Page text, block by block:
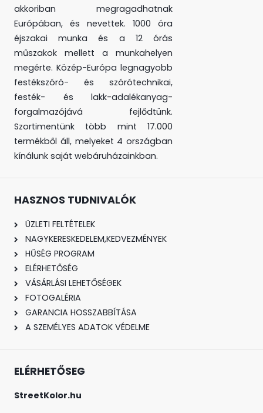
akkoriban megragadhatnak
Európában, és nevettek. 1000 óra
éjszakai munka és a 12 órás
műszakok mellett a munkahelyen
megérte. Közép-Európa legnagyobb
festékszóró- és szórótechnikai,
festék- és lakk-adalékanyag-
forgalmazójává fejlődtünk.
Szortimentünk több mint 17.000
termékből áll, melyeket 4 országban
kínálunk saját webáruházainkban.
HASZNOS TUDNIVALÓK
ÜZLETI FELTÉTELEK
NAGYKERESKEDELEM,KEDVEZMÉNYEK
HŰSÉG PROGRAM
ELÉRHETŐSÉG
VÁSÁRLÁSI LEHETŐSÉGEK
FOTOGALÉRIA
GARANCIA HOSSZABBÍTÁSA
A SZEMÉLYES ADATOK VÉDELME
ELÉRHETŐSEG
StreetKolor.hu